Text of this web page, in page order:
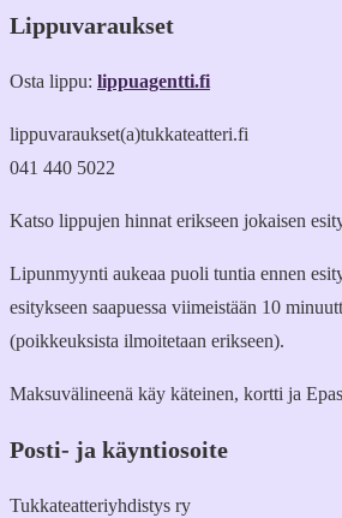
Lippuvaraukset
Osta lippu: lippuagentti.fi
lippuvaraukset(a)tukkateatteri.fi
041 440 5022
Katso lippujen hinnat erikseen jokaisen
Lipunmyynti aukeaa puoli tuntia ennen
esitykseen saapuessa viimeistään 10
(poikkeuksista ilmoitetaan erikseen).
Maksuvälineenä käy käteinen, kortti ja
Posti- ja käyntiosoite
Tukkateatteriyhdistys ry